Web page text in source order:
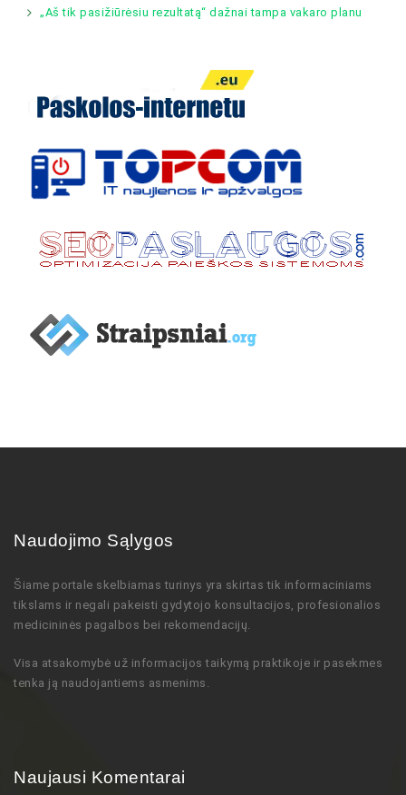
„Aš tik pasižiūrėsiu rezultatą“ dažnai tampa vakaro planu
Naudojimo Sąlygos
Šiame portale skelbiamas turinys yra skirtas tik informaciniams
tikslams ir negali pakeisti gydytojo konsultacijos, profesionalios
medicininės pagalbos bei rekomendacijų
Visa atsakomybė už informacijos taikymą praktikoje ir pasekmes
tenka ją naudojantiems asmenims.
Naujausi Komentarai